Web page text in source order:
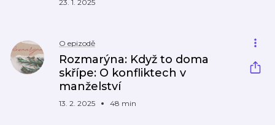
23. 1. 2025
O epizodě
Rozmarýna: Když to doma
skřípe: O konfliktech v
manželství
13. 2. 2025 48 min